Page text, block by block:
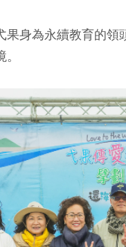
果身為永續教育的